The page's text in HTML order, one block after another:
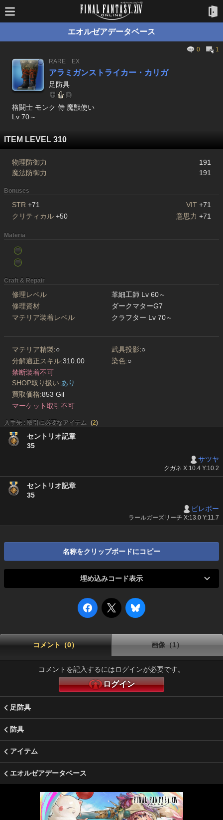
エオルゼアデータベース
0
1
RARE
EX
アラミガンストライカー・カリガ
足防具
格闘士 モンク 侍 魔獣使い
Lv 70～
ITEM LEVEL 310
物理防御力
191
魔法防御力
191
Bonuses
STR +71 VIT +71
クリティカル +50 意思力 +71
Materia
Craft & Repair
修理レベル
革細工師 Lv 60～
修理資材
ダークマターG7
マテリア装着レベル
クラフター Lv 70～
マテリア精製:○ 武具投影:○
分解適正スキル:310.00 染色:○
禁断装着不可
SHOP取り扱い:あり
買取価格:853 Gil
マーケット取引不可
入手先 : 取引に必要なアイテム (2)
セントリオ記章
35
サツヤ
クガネ X:10.4 Y:10.2
セントリオ記章
35
ビレボー
ラールガーズリーチ X:13.0 Y:11.7
名称をクリップボードにコピー
埋め込みコード表示
コメント（0） 画像（1）
コメントを記入するにはログインが必要です。
ログイン
足防具
防具
アイテム
エオルゼアデータベース